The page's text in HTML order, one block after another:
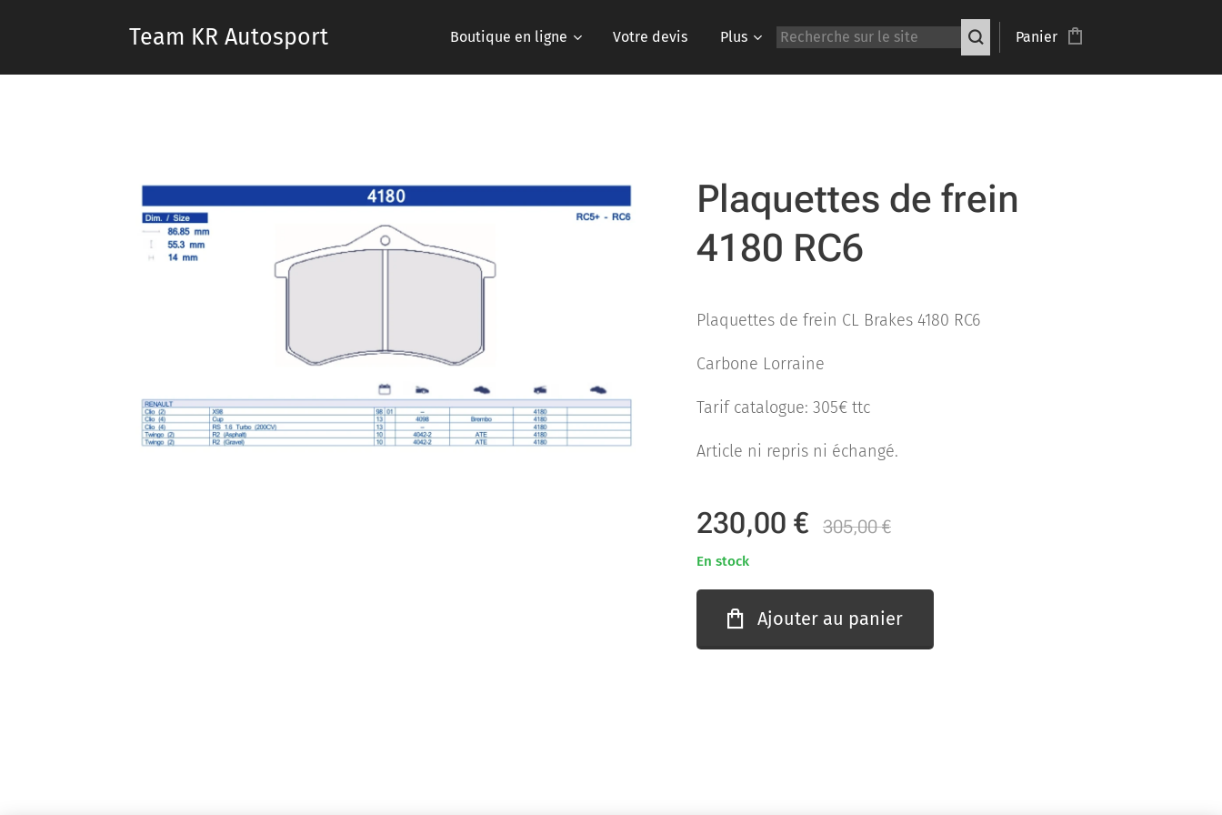
Team KR Autosport Boutique en ligne Votre devis Plus Panier
Plaquettes de frein
4180 RC6
Plaquettes de frein CL Brakes 4180 RC6
Carbone Lorraine
Tarif catalogue: 305€ ttc
Article ni repris ni échangé.
230,00 € 305,00€
En stock
Ajouter au panier